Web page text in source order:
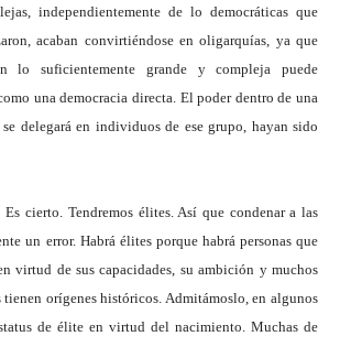
independientemente de lo democráticas que
acaban convirtiéndose en oligarquías, ya que
lo suficientemente grande y compleja puede
una democracia directa. El poder dentro de una
delegará en individuos de ese grupo, hayan sido
Es cierto. Tendremos élites. Así que condenar a las
un error. Habrá élites porque habrá personas que
virtud de sus capacidades, su ambición y muchos
tienen orígenes históricos. Admitámoslo, en algunos
de élite en virtud del nacimiento. Muchas de